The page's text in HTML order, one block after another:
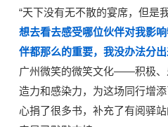
“天下没有无不散的宴席，但是
想去看去感受哪位伙伴对我影
伴都那么的重要，我没办法分
广州微笑的微笑文化——积极、
造力和感染力，为这场同行增
心捐了很多书，补充了有阅驿